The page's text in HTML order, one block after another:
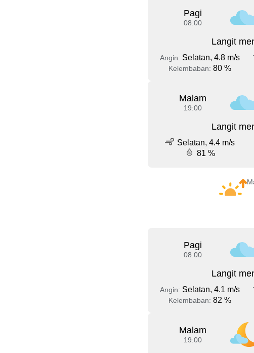
Pagi
08:00
Langit
Angin: Selatan, 4.8 m/s
Kelembaban: 80 %
Malam
19:00
Langit
Selatan, 4.4 m/s
81 %
Pagi
08:00
Langit
Angin: Selatan, 4.1 m/s
Kelembaban: 82 %
Malam
19:00